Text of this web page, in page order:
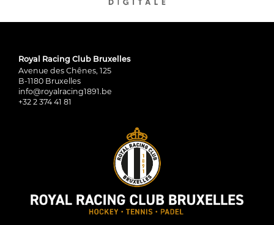
Royal Racing Club Bruxelles
Avenue des Chênes, 125
B-1180 Bruxelles
info@royalracing1891.be
+32 2 374 41 81